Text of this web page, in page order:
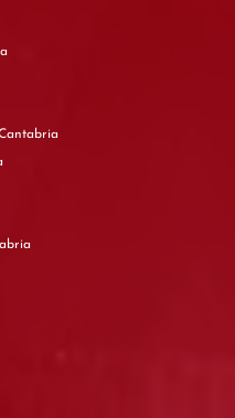
Musicales en Cantabria
en Cantabria